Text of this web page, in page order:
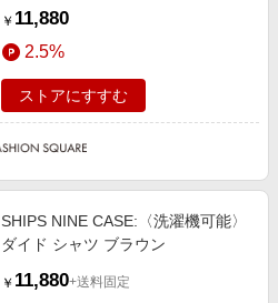
￥ 11,880
2.5%
ストアにすすむ
SHIPS NINE CASE:〈洗濯機可能〉
ダイド シャツ ブラウン
￥ 11,880+送料固定